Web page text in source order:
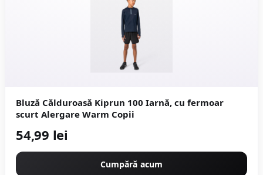
Bluză Călduroasă Kiprun 100 Iarnă, cu fermoar
scurt Alergare Warm Copii
54,99 lei
Cumpără acum